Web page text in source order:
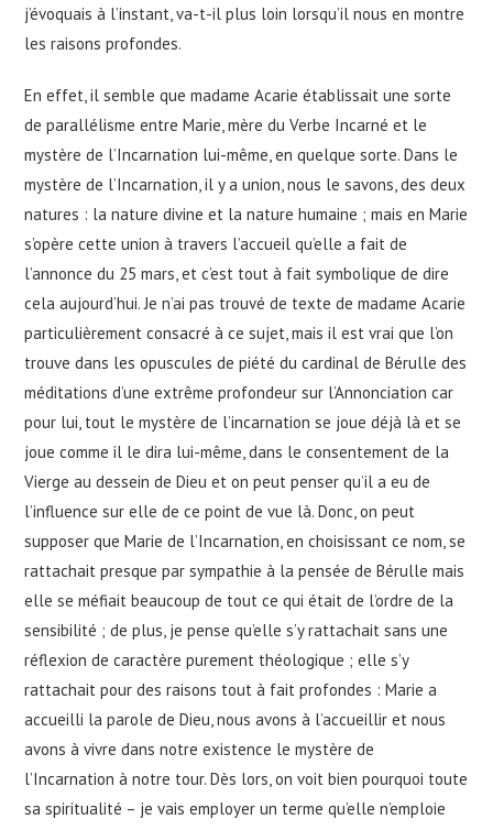
j’évoquais à l’instant, va-t-il plus loin lorsqu’il nous en montre
les raisons profondes.
En effet, il semble que madame Acarie établissait une sorte
de parallélisme entre Marie, mère du Verbe Incarné et le
mystère de l’Incarnation lui-même, en quelque sorte. Dans le
mystère de l’Incarnation, il y a union, nous le savons, des deux
natures : la nature divine et la nature humaine ; mais en Marie
s’opère cette union à travers l’accueil qu’elle a fait de
l’annonce du 25 mars, et c’est tout à fait symbolique de dire
cela aujourd’hui. Je n’ai pas trouvé de texte de madame Acarie
particulièrement consacré à ce sujet, mais il est vrai que l’on
trouve dans les opuscules de piété du cardinal de Bérulle des
méditations d’une extrême profondeur sur l’Annonciation car
pour lui, tout le mystère de l’incarnation se joue déjà là et se
joue comme il le dira lui-même, dans le consentement de la
Vierge au dessein de Dieu et on peut penser qu’il a eu de
l’influence sur elle de ce point de vue là. Donc, on peut
supposer que Marie de l’Incarnation, en choisissant ce nom, se
rattachait presque par sympathie à la pensée de Bérulle mais
elle se méfiait beaucoup de tout ce qui était de l’ordre de la
sensibilité ; de plus, je pense qu’elle s’y rattachait sans une
réflexion de caractère purement théologique ; elle s’y
rattachait pour des raisons tout à fait profondes : Marie a
accueilli la parole de Dieu, nous avons à l’accueillir et nous
avons à vivre dans notre existence le mystère de
l’Incarnation à notre tour. Dès lors, on voit bien pourquoi toute
sa spiritualité – je vais employer un terme qu’elle n’emploie